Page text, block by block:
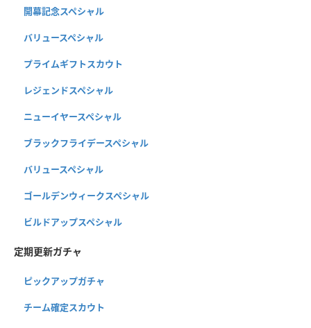
開幕記念スペシャル
バリュースペシャル
プライムギフトスカウト
レジェンドスペシャル
ニューイヤースペシャル
ブラックフライデースペシャル
バリュースペシャル
ゴールデンウィークスペシャル
ビルドアップスペシャル
定期更新ガチャ
ピックアップガチャ
チーム確定スカウト